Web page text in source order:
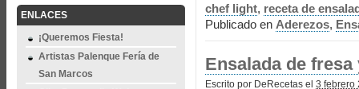
ENLACES
¡Queremos Fiesta!
Artistas Palenque Fería de
San Marcos
chef light, receta de
Publicado en Aderezos,
Ensalada de
Escrito por DeRecetas el 3 febrero